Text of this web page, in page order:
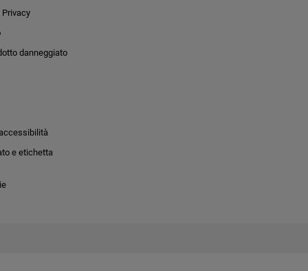
danneggiato
e etichetta